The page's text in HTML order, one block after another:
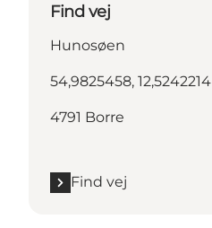
Find vej
Hunosøen
54,9825458, 12,5242214
4791 Borre
Find vej